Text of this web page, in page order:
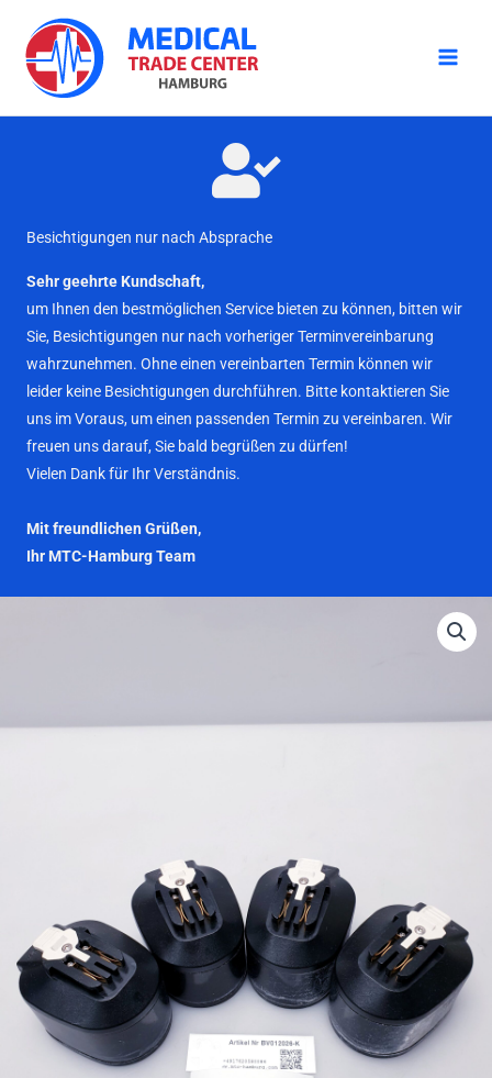
Inhalt
springen
Besichtigungen nur nach Absprache
Sehr geehrte Kundschaft,
um Ihnen den bestmöglichen Service bieten zu können, bitten wir
Sie, Besichtigungen nur nach vorheriger Terminvereinbarung
wahrzunehmen. Ohne einen vereinbarten Termin können wir
leider keine Besichtigungen durchführen. Bitte kontaktieren Sie
uns im Voraus, um einen passenden Termin zu vereinbaren. Wir
freuen uns darauf, Sie bald begrüßen zu dürfen!
Vielen Dank für Ihr Verständnis.
Mit freundlichen Grüßen,
Ihr MTC-Hamburg Team